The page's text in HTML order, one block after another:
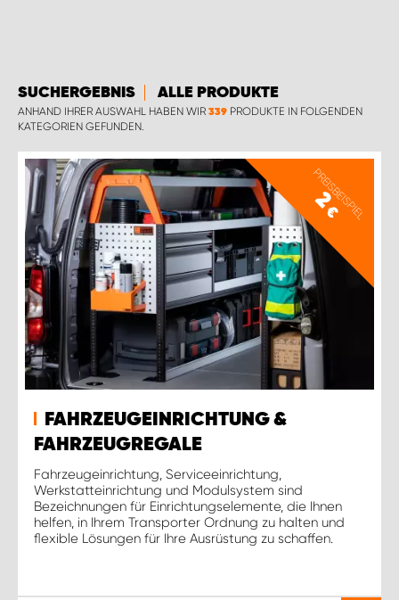
SUCHERGEBNIS ALLE PRODUKTE
ANHAND IHRER AUSWAHL HABEN WIR 339 PRODUKTE IN FOLGENDEN
KATEGORIEN GEFUNDEN.
PREISBEISPIEL
2
€
FAHRZEUGEINRICHTUNG &
FAHRZEUGREGALE
Fahrzeugeinrichtung, Serviceeinrichtung,
Werkstatteinrichtung und Modulsystem sind
Bezeichnungen für Einrichtungselemente, die Ihnen
helfen, in Ihrem Transporter Ordnung zu halten und
flexible Lösungen für Ihre Ausrüstung zu schaffen.
WORK SYSTEM NAMEN
WORK SYSTEM WORK SYSTEM BRÜGGE